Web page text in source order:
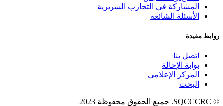
المشاركة في التجارب السريرية
الأسئلة الشائعة
روابط مفيدة
اتصل بنا
بوابة الإحالة
المركز الإعلامي
البحث
© SQCCCRC. جميع الحقوق محفوظة 2023